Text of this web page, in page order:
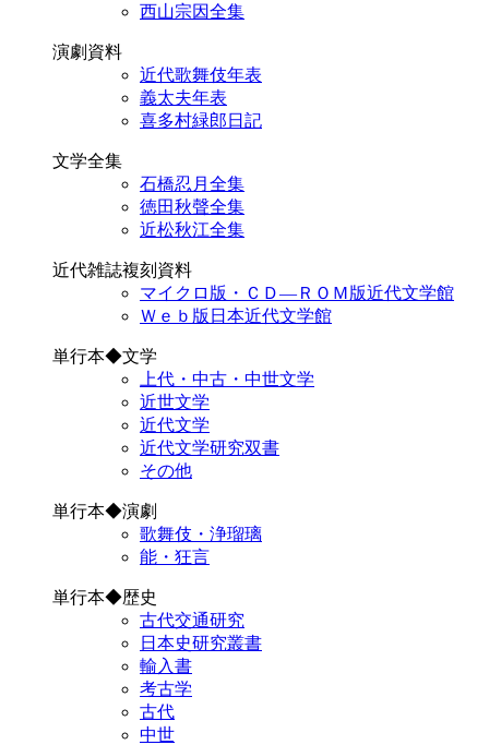
西山宗因全集
演劇資料
近代歌舞伎年表
義太夫年表
喜多村緑郎日記
文学全集
石橋忍月全集
徳田秋聲全集
近松秋江全集
近代雑誌複刻資料
マイクロ版・ＣＤ―ＲＯＭ版近代文学館
Ｗｅｂ版日本近代文学館
単行本◆文学
上代・中古・中世文学
近世文学
近代文学
近代文学研究双書
その他
単行本◆演劇
歌舞伎・浄瑠璃
能・狂言
単行本◆歴史
古代交通研究
日本史研究叢書
輸入書
考古学
古代
中世